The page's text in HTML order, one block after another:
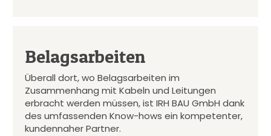
Belagsarbeiten
Überall dort, wo Belagsarbeiten im
Zusammenhang mit Kabeln und Leitungen
erbracht werden müssen, ist IRH BAU GmbH dank
des umfassenden Know-hows ein kompetenter,
kundennaher Partner.